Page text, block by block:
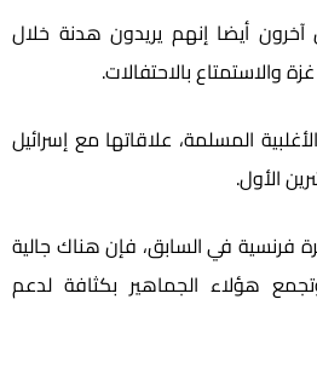
أيضا إنهم يريدون هدنة خلال
والاستمتاع بالاحتفالات.
المسلمة، علاقاتها مع إسرائيل
فرنسية في السابق، فإن هناك جالية
هؤلاء الجماهير بكثافة لدعم